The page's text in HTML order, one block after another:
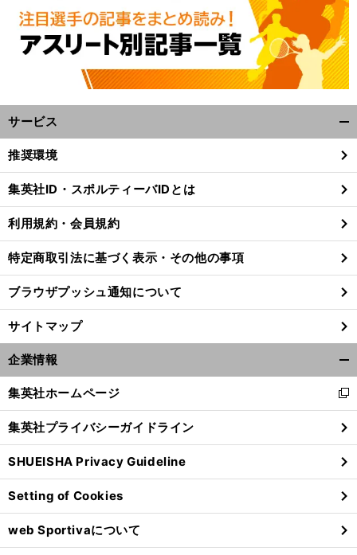
へ
サービス
閉
る
推奨環境
集英社ID・スポルティーバIDとは
利用規約・会員規約
特定商取引法に基づく表示・その他の事項
ブラウザプッシュ通知について
サイトマップ
企業情報
閉
る
集英社ホームページ
新
し
い
ウ
ィ
ン
ド
ウ
で
開
集英社プライバシーガイドライン
SHUEISHA Privacy Guideline
Setting of Cookies
web Sportivaについて